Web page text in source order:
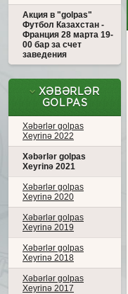
Акция в "golpas"
Футбол Казахстан -
Франция 28 марта 19-
00 бар за счет
заведения
XƏBƏRLƏR
GOLPAS
Xəbərlər golpas
Xeyrinə 2022
Xəbərlər golpas
Xeyrinə 2021
Xəbərlər golpas
Xeyrinə 2020
Xəbərlər golpas
Xeyrinə 2019
Xəbərlər golpas
Xeyrinə 2018
Xəbərlər golpas
Xeyrinə 2017